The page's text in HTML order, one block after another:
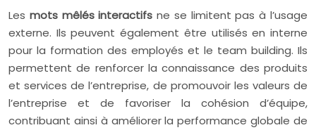
Les mots mêlés interactifsne se limitent pas à l’usage
externe. Ils peuvent également être utilisés en interne
pour la formation des employés et le team building. Ils
permettent de renforcer la connaissance des produits
et services de l’entreprise, de promouvoir les valeurs de
l’entreprise et de favoriser la cohésion d’équipe,
contribuant ainsi à améliorer la performance globale de